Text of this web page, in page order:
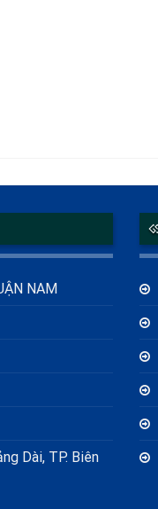
NAM
Dài, TP. Biên